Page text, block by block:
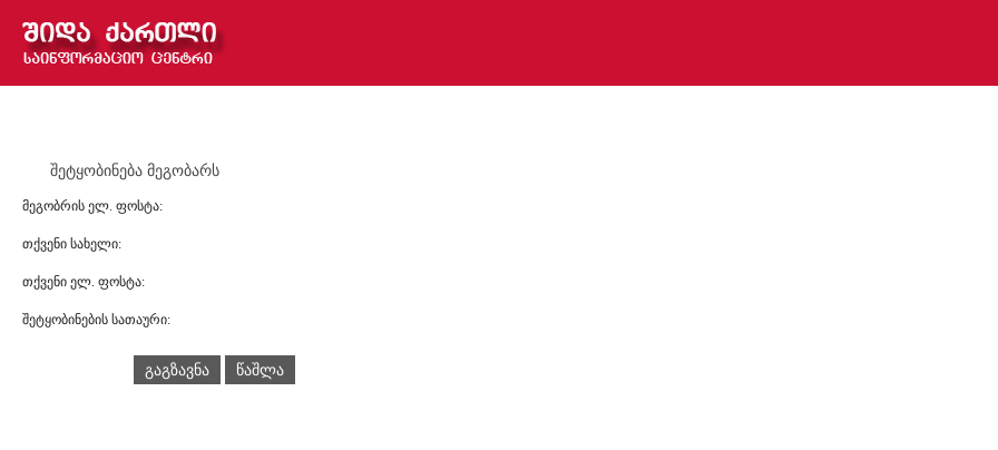
შეტყობინება მეგობარს
მეგობრის ელ. ფოსტა:
თქვენი სახელი:
თქვენი ელ. ფოსტა:
შეტყობინების სათაური:
გაგზავნა წაშლა